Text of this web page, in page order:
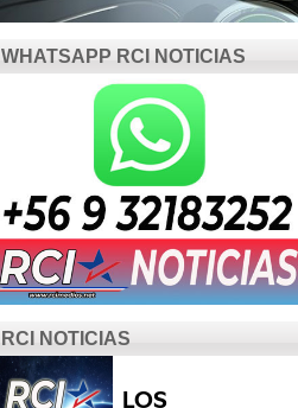
WHATSAPP RCI NOTICIAS
RCI NOTICIAS